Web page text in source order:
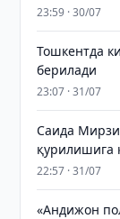
23:59 · 30/07
Тошкентда
берилади
23:07 · 31/07
Саида
қурилишига
22:57 · 31/07
«Андижон